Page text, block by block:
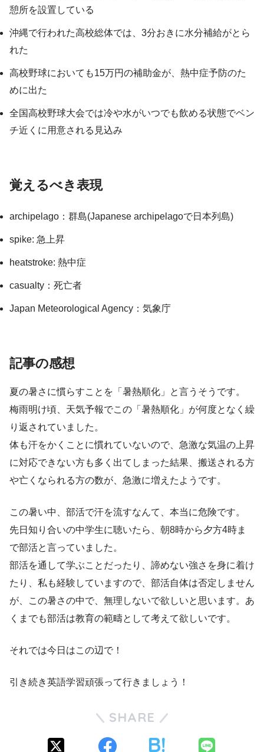
憩所を設置している
沖縄で行われた高校総体では、3分おきに水分補給がとら
れた
高校野球においても15万円の補助金が、熱中症予防のた
めに出た
全国高校野球大会では冷や水がいつでも飲める状態でベン
チ近くに用意される見込み
覚えるべき表現
archipelago：群島(Japanese archipelagoで日本列島)
spike: 急上昇
heatstroke: 熱中症
casualty：死亡者
Japan Meteorological Agency：気象庁
記事の感想
夏の暑さに慣らすことを「暑熱順化」と言うそうです。
梅雨明け頃、天気予報でこの「暑熱順化」が何度となく繰
り返されていました。
体も汗をかくことに慣れていないので、急激な気温の上昇
に対応できない方も多く出てしまった結果、搬送される方
や亡くなられる方の数が、急激に増えたようです。
この暑い中、部活で汗を流すなんて、本当に危険です。
先日知り合いの中学生に聴いたら、朝8時から夕方4時ま
で部活と言っていました。
部活を通して学ぶことだったり、諦めない強さを身に着け
たり、私も経験していますので、部活自体は否定しません
が、この暑さの中で、無理しないで欲しいと思います。あ
くまでも部活は教育の範疇として考えて欲しいです。
それでは今日はこの辺で！
引き続き英語学習頑張って行きましょう！
SHARE